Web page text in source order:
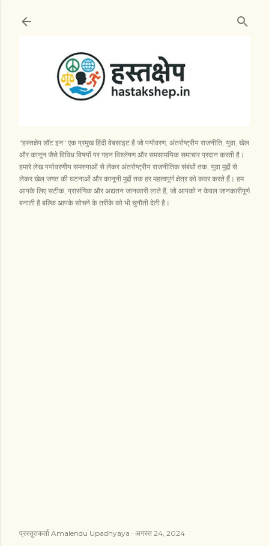
"हस्तक्षेप डॉट इन" एक प्रमुख हिंदी वेबसाइट है जो पर्यावरण, अंतर्राष्ट्रीय राजनीति, युवा, खेल
और कानून जैसे विविध विषयों पर गहन विश्लेषण और समसामयिक समाचार प्रदान करती है।
हमारे लेख पर्यावरणीय समस्याओं से लेकर अंतर्राष्ट्रीय राजनीतिक संबंधों तक, युवा मुद्दों से
लेकर खेल जगत की घटनाओं और कानूनी मुद्दों तक हर महत्वपूर्ण क्षेत्र को कवर करते हैं। हम
आपके लिए सटीक, प्रासंगिक और अद्यतन जानकारी लाते हैं, जो आपको न केवल जानकारीपूर्ण
बनाती है बल्कि आपके सोचने के तरीके को भी चुनौती देती है।
प्रस्तुतकर्ता Amalendu Upadhyaya अगस्त 24, 2024